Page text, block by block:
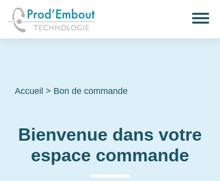
Accueil > Bon de commande
Bienvenue dans votre
espace commande